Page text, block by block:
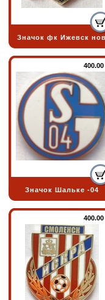
Значок фк Ижевск нов
Значок Шальке -04